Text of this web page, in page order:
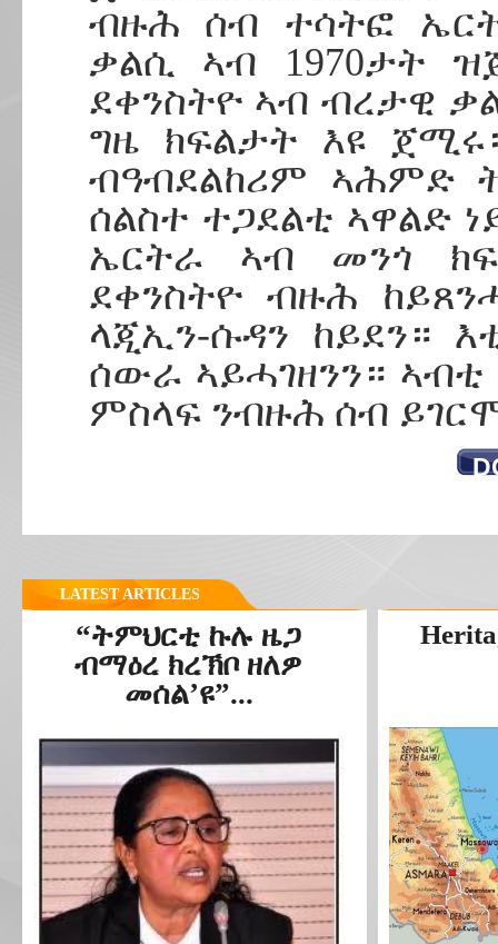
ብዙሕ ሰብ ተሳትፎ
ቃልሲ ኣብ 1970ታት
ደቀንስትዮ ኣብ ብረታዊ
ግዜ ክፍልታት እዩ
ብዓብደልከሪም ኣሕምድ
ሰልስተ ተጋደልቲ ኣዋልድ
ኤርትራ ኣብ መንጎ
ደቀንስትዮ ብዙሕ
ላጂኢን-ሱዳን ከይደን።
ሰውራ ኣይሓገዘንን።
ምስላፍ ንብዙሕ ሰብ ይገርሞ
LATEST ARTICLES
“ትምህርቲ ኩሉ ዜጋ
ብማዕረ ክረኽቦ ዘለዎ
መሰል’ዩ”...